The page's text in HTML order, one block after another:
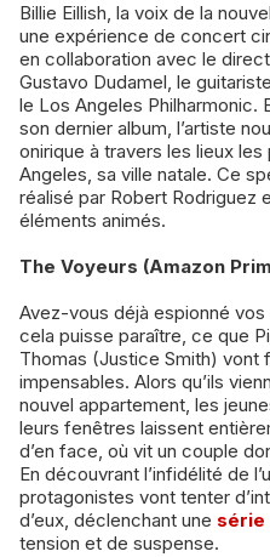
Billie Eillish, la voix de la
une expérience de concert
en collaboration avec le
Gustavo Dudamel, le
le Los Angeles Philharmonic.
son dernier album, l’artiste
onirique à travers les lieux
Angeles, sa ville natale. Ce
réalisé par Robert Rodriguez
éléments animés.
The Voyeurs (Amazon
Avez-vous déjà espionné
cela puisse paraître, ce que
Thomas (Justice Smith) vont
impensables. Alors qu’ils
nouvel appartement, les
leurs fenêtres laissent
d’en face, où vit un couple
En découvrant l’infidélité de
protagonistes vont tenter
d’eux, déclenchant une série
tension et de suspense.